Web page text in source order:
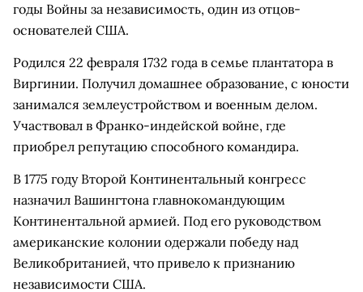
годы Войны за независимость, один из отцов-
основателей США.
Родился 22 февраля 1732 года в семье плантатора в
Виргинии. Получил домашнее образование, с юности
занимался землеустройством и военным делом.
Участвовал в Франко-индейской войне, где
приобрел репутацию способного командира.
В 1775 году Второй Континентальный конгресс
назначил Вашингтона главнокомандующим
Континентальной армией. Под его руководством
американские колонии одержали победу над
Великобританией, что привело к признанию
независимости США.